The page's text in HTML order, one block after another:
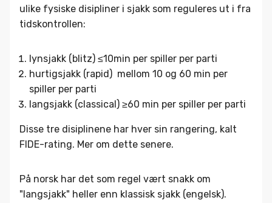
ulike fysiske disipliner i sjakk som reguleres ut i fra
tidskontrollen:
lynsjakk (blitz) ≤10min per spiller per parti
hurtigsjakk (rapid) mellom 10 og 60 min per
spiller per parti
langsjakk (classical) ≥60 min per spiller per parti
Disse tre disiplinene har hver sin rangering, kalt
FIDE-rating. Mer om dette senere.
På norsk har det som regel vært snakk om
"langsjakk" heller enn klassisk sjakk (engelsk).